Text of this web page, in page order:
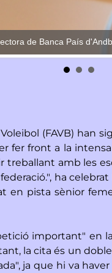
de Banca País
(FAVB)
fer front a la
amb les
ha
en pista sènior
important" en
la cita és un
ja que hi va